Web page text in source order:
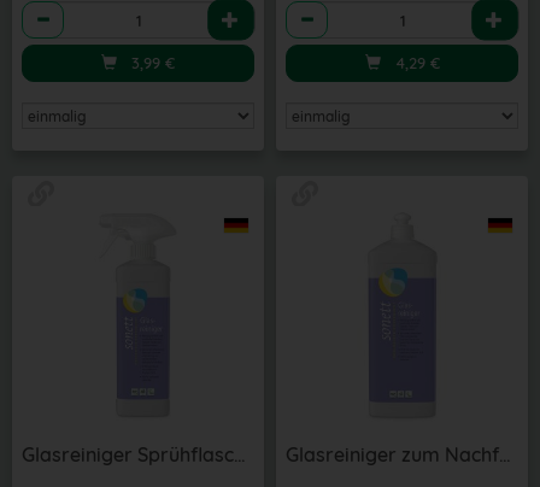
Anzahl
3,99 €
Anzahl
4,29 €
Glasreiniger Sprühflasche Glasreiniger zum Nachfüllen 1 l